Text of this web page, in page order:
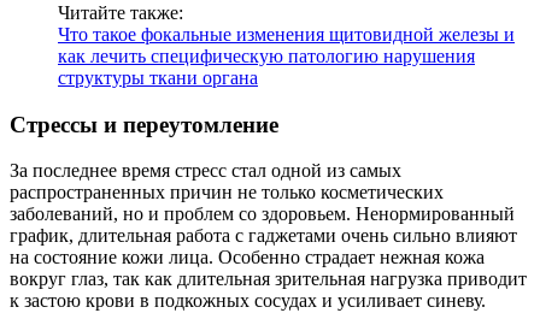
Читайте также:
Что такое фокальные изменения щитовидной железы и
как лечить специфическую патологию нарушения
структуры ткани органа
Стрессы и переутомление
За последнее время стресс стал одной из самых
распространенных причин не только косметических
заболеваний, но и проблем со здоровьем. Ненормированный
график, длительная работа с гаджетами очень сильно влияют
на состояние кожи лица. Особенно страдает нежная кожа
вокруг глаз, так как длительная зрительная нагрузка приводит
к застою крови в подкожных сосудах и усиливает синеву.